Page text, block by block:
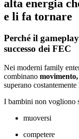
alta energia
e li fa tornare
Perché il
successo dei FEC
Nei moderni family
combinano
superano
I bambini non vogliono
muoversi
competere